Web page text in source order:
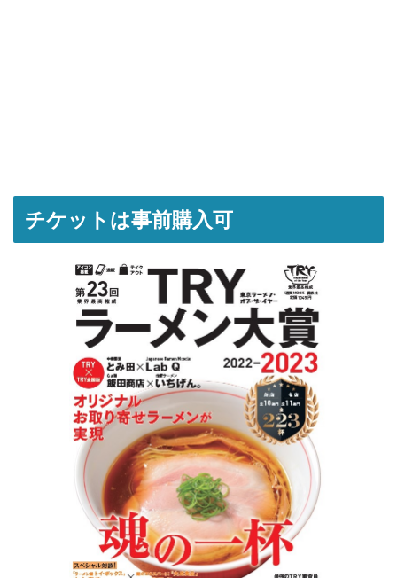
チケットは事前購入可